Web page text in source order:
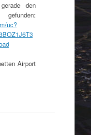
den
gefunden:
uc?
Airport